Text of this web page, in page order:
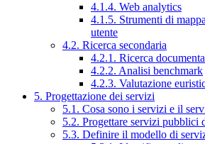
4.1.4. Web analytics
4.1.5. Strumenti di
utente
4.2. Ricerca secondaria
4.2.1. Ricerca
4.2.2. Analisi benchmark
4.2.3. Valutazione
5. Progettazione dei servizi
5.1. Cosa sono i servizi e il
5.2. Progettare servizi pubblici
5.3. Definire il modello di